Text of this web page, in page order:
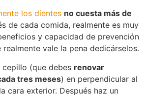
los dientes no cuesta más de
de cada comida, realmente es muy
y capacidad de prevención
vale la pena dedicárselos.
(que debes renovar
tres meses) en perpendicular al
cara exterior. Después haz un